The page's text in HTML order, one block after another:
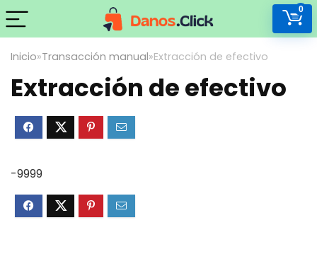
0
Inicio»Transacción manual»Extracción de efectivo
Extracción de efectivo
-9999